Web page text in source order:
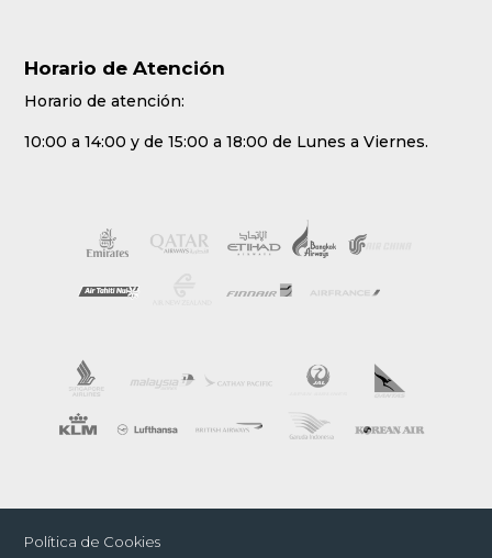
Horario de Atención
Horario de atención:
10:00 a 14:00 y de 15:00 a 18:00 de Lunes a Viernes.
Política de Cookies